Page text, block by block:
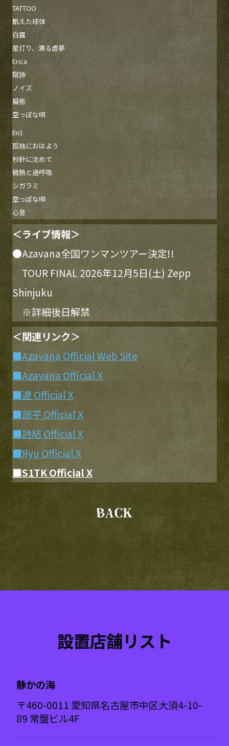
TATTOO
飢えた球体
白露
星灯り、滴る虚夢
Erica
獄詩
ノイズ
擬態
空っぽな唄
En1
孤独におはよう
秒針に沈めて
微熱と過呼吸
シガラミ
空っぽな唄
心音
＜ライブ情報＞
●Azavana全国ワンマンツアー決定!!
TOUR FINAL 2026年12月5日(土) Zepp
Shinjuku
※詳細後日解禁
＜関連リンク＞
■Azavana Official Web Site
■Azavana Official X
■遼 Official X
■諒平 Official X
■詩結 Official X
■Яyu Official X
■S1TK Official X
設置店舗リスト
静かの海
〒460-0011 愛知県名古屋市中区大須4-10-
89 常盤ビル4F